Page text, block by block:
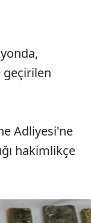
geçirilen
Adliyesi'ne
hakimlikçe